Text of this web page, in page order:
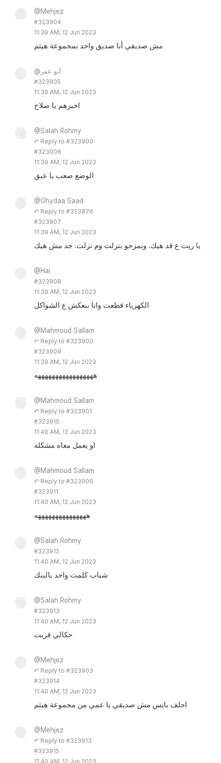
@Mehjez
#323904
11:39 AM, 12 Jun 2023
مش صديقي أنا صديق واحد بمجموعة هيثم
@أبو عمر
#323905
11:39 AM, 12 Jun 2023
اخبرهم يا صلاح
@Salah Rohmy
↶ Reply to #323900
#323906
11:39 AM, 12 Jun 2023
الوضع صعب يا عبق
@Ghydaa Saad
↶ Reply to #323876
#323907
11:39 AM, 12 Jun 2023
يا ريت ع قد هيك. وبمزحو بنزلت وم نزلت. جد مش هيك
@Hai
#323908
11:39 AM, 12 Jun 2023
الكهرباء قطعت وانا ببعكش ع الشواكل
@Mahmoud Sallam
↶ Reply to #323900
#323909
11:39 AM, 12 Jun 2023
هههههههههههههههههه
@Mahmoud Sallam
↶ Reply to #323901
#323910
11:40 AM, 12 Jun 2023
او يعمل معاه مشكلة
@Mahmoud Sallam
↶ Reply to #323906
#323911
11:40 AM, 12 Jun 2023
هههههههههههههههه
@Salah Rohmy
#323912
11:40 AM, 12 Jun 2023
شباب كلمت واحد بالبنك
@Salah Rohmy
#323913
11:40 AM, 12 Jun 2023
حكالي قربت
@Mehjez
↶ Reply to #323903
#323914
11:40 AM, 12 Jun 2023
احلف بايس مش صديقي يا عمي من مجموعة هيثم
@Mehjez
↶ Reply to #323913
#323915
11:40 AM, 12 Jun 2023